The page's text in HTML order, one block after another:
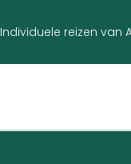
Individuele reizen van